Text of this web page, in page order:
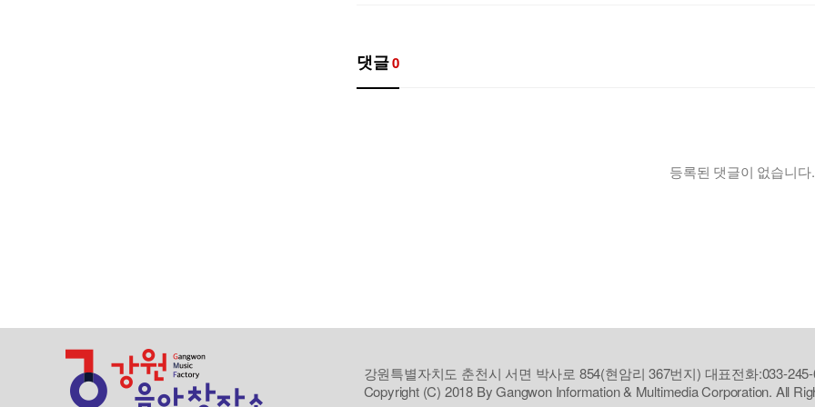
댓글0
등록된 댓글이 없습니다.
강원특별자치도 춘천시 서면 박사로 854(현암리 367번지) 대표전화:033-
Copyright (C) 2018 By Gangwon Information & Multimedia Corporation. All